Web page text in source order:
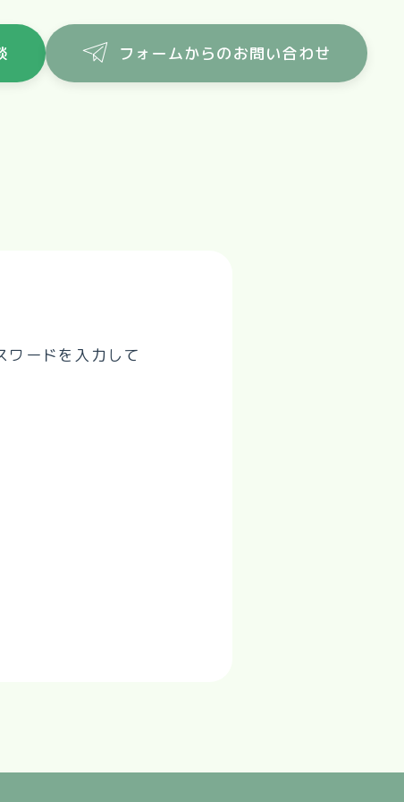
フォームからのお問い合わせ
ワードを入力して